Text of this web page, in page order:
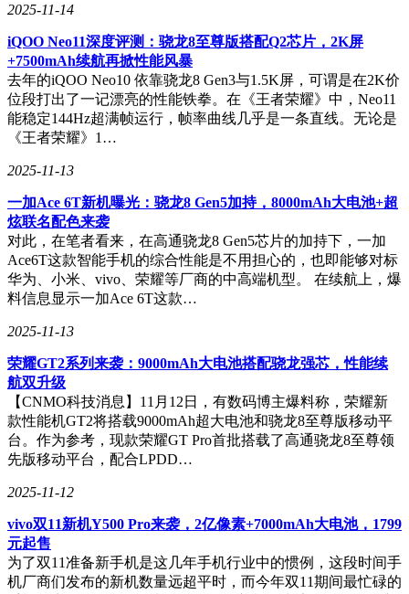
2025-11-14
iQOO Neo11深度评测：骁龙8至尊版搭配Q2芯片，2K屏
+7500mAh续航再掀性能风暴
去年的iQOO Neo10 依靠骁龙8 Gen3与1.5K屏，可谓是在2K价
位段打出了一记漂亮的性能铁拳。在《王者荣耀》中，Neo11
能稳定144Hz超满帧运行，帧率曲线几乎是一条直线。无论是
《王者荣耀》1…
2025-11-13
一加Ace 6T新机曝光：骁龙8 Gen5加持，8000mAh大电池+超
炫联名配色来袭
对此，在笔者看来，在高通骁龙8 Gen5芯片的加持下，一加
Ace6T这款智能手机的综合性能是不用担心的，也即能够对标
华为、小米、vivo、荣耀等厂商的中高端机型。 在续航上，爆
料信息显示一加Ace 6T这款…
2025-11-13
荣耀GT2系列来袭：9000mAh大电池搭配骁龙强芯，性能续
航双升级
【CNMO科技消息】11月12日，有数码博主爆料称，荣耀新
款性能机GT2将搭载9000mAh超大电池和骁龙8至尊版移动平
台。作为参考，现款荣耀GT Pro首批搭载了高通骁龙8至尊领
先版移动平台，配合LPDD…
2025-11-12
vivo双11新机Y500 Pro来袭，2亿像素+7000mAh大电池，1799
元起售
为了双11准备新手机是这几年手机行业中的惯例，这段时间手
机厂商们发布的新机数量远超平时，而今年双11期间最忙碌的